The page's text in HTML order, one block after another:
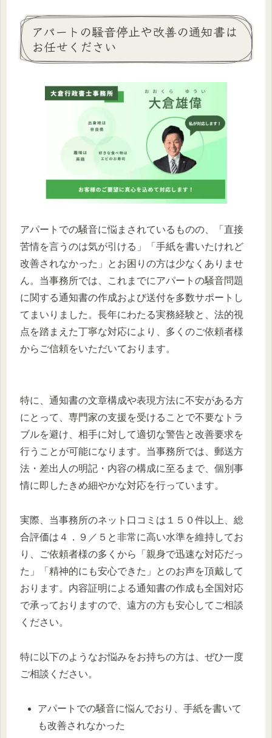
アパートの騒音停止や改善の通知書は
お任せください
アパートでの騒音に悩まされているものの、「直接
苦情を言うのは気が引ける」「手紙を書いたけれど
改善されなかった」とお困りの方は少なくありませ
ん。当事務所では、これまでにアパートの騒音問題
に関する通知書の作成および送付を多数サポートし
てまいりました。長年にわたる実務経験と、法的視
点を踏まえた丁寧な対応により、多くのご依頼者様
からご信頼をいただいております。
特に、通知書の文章構成や表現方法に不安がある方
にとって、専門家の支援を受けることで不要なトラ
ブルを避け、相手に対して適切な警告と改善要求を
行うことが可能になります。当事務所では、郵送方
法・差出人の明記・内容の構成に至るまで、個別事
情に即したきめ細やかな対応を行っています。
実際、当事務所のネット口コミは１５０件以上、総
合評価は４．９／５と非常に高い水準を維持してお
り、ご依頼者様の多くから「親身で迅速な対応だっ
た」「精神的にも安心できた」とのお声を頂戴して
おります。内容証明による通知書の作成も全国対応
で承っておりますので、遠方の方も安心してご相談
ください。
特に以下のようなお悩みをお持ちの方は、ぜひ一度
ご相談ください。
アパートでの騒音に悩んでおり、手紙を書いて
も改善されなかった